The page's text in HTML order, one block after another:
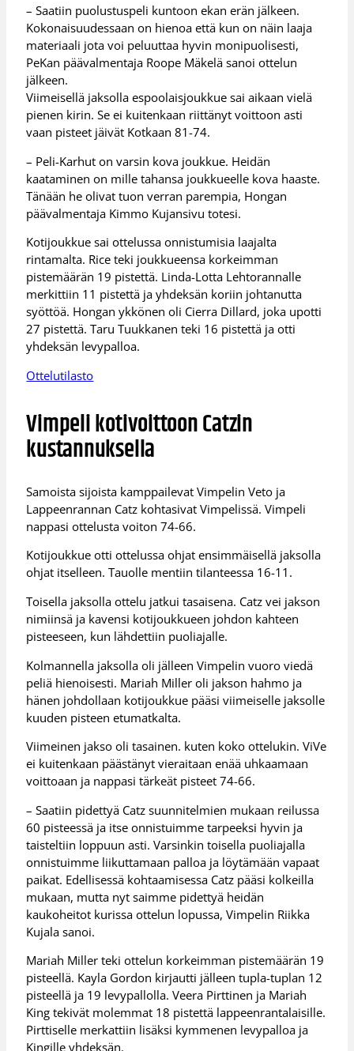
– Saatiin puolustuspeli kuntoon ekan erän jälkeen.
Kokonaisuudessaan on hienoa että kun on näin laaja
materiaali jota voi peluuttaa hyvin monipuolisesti,
PeKan päävalmentaja Roope Mäkelä sanoi ottelun
jälkeen.
Viimeisellä jaksolla espoolaisjoukkue sai aikaan vielä
pienen kirin. Se ei kuitenkaan riittänyt voittoon asti
vaan pisteet jäivät Kotkaan 81-74.
– Peli-Karhut on varsin kova joukkue. Heidän
kaataminen on mille tahansa joukkueelle kova haaste.
Tänään he olivat tuon verran parempia, Hongan
päävalmentaja Kimmo Kujansivu totesi.
Kotijoukkue sai ottelussa onnistumisia laajalta
rintamalta. Rice teki joukkueensa korkeimman
pistemäärän 19 pistettä. Linda-Lotta Lehtorannalle
merkittiin 11 pistettä ja yhdeksän koriin johtanutta
syöttöä. Hongan ykkönen oli Cierra Dillard, joka upotti
27 pistettä. Taru Tuukkanen teki 16 pistettä ja otti
yhdeksän levypalloa.
Ottelutilasto
Vimpeli kotivoittoon Catzin
kustannuksella
Samoista sijoista kamppailevat Vimpelin Veto ja
Lappeenrannan Catz kohtasivat Vimpelissä. Vimpeli
nappasi ottelusta voiton 74-66.
Kotijoukkue otti ottelussa ohjat ensimmäisellä jaksolla
ohjat itselleen. Tauolle mentiin tilanteessa 16-11.
Toisella jaksolla ottelu jatkui tasaisena. Catz vei jakson
nimiinsä ja kavensi kotijoukkueen johdon kahteen
pisteeseen, kun lähdettiin puoliajalle.
Kolmannella jaksolla oli jälleen Vimpelin vuoro viedä
peliä hienoisesti. Mariah Miller oli jakson hahmo ja
hänen johdollaan kotijoukkue pääsi viimeiselle jaksolle
kuuden pisteen etumatkalta.
Viimeinen jakso oli tasainen. kuten koko ottelukin. ViVe
ei kuitenkaan päästänyt vieraitaan enää uhkaamaan
voittoaan ja nappasi tärkeät pisteet 74-66.
– Saatiin pidettyä Catz suunnitelmien mukaan reilussa
60 pisteessä ja itse onnistuimme tarpeeksi hyvin ja
taisteltiin loppuun asti. Varsinkin toisella puoliajalla
onnistuimme liikuttamaan palloa ja löytämään vapaat
paikat. Edellisessä kohtaamisessa Catz pääsi kolkeilla
mukaan, mutta nyt saimme pidettyä heidän
kaukoheitot kurissa ottelun lopussa, Vimpelin Riikka
Kujala sanoi.
Mariah Miller teki ottelun korkeimman pistemäärän 19
pisteellä. Kayla Gordon kirjautti jälleen tupla-tuplan 12
pisteellä ja 19 levypallolla. Veera Pirttinen ja Mariah
King tekivät molemmat 18 pistettä lappeenrantalaisille.
Pirttiselle merkattiin lisäksi kymmenen levypalloa ja
Kingille yhdeksän.